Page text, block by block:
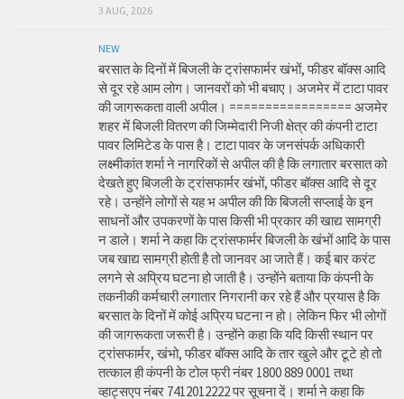
3 AUG, 2026
NEW
बरसात के दिनों में बिजली के ट्रांसफार्मर खंभों, फीडर बॉक्स आदि
से दूर रहे आम लोग। जानवरों को भी बचाए। अजमेर में टाटा पावर
की जागरूकता वाली अपील। ================= अजमेर
शहर में बिजली वितरण की जिम्मेदारी निजी क्षेत्र की कंपनी टाटा
पावर लिमिटेड के पास है। टाटा पावर के जनसंपर्क अधिकारी
लक्ष्मीकांत शर्मा ने नागरिकों से अपील की है कि लगातार बरसात को
देखते हुए बिजली के ट्रांसफार्मर खंभों, फीडर बॉक्स आदि से दूर
रहे। उन्होंने लोगों से यह भ अपील की कि बिजली सप्लाई के इन
साधनों और उपकरणों के पास किसी भी प्रकार की खाद्य सामग्री
न डाले। शर्मा ने कहा कि ट्रांसफार्मर बिजली के खंभों आदि के पास
जब खाद्य सामग्री होती है तो जानवर आ जाते हैं। कई बार करंट
लगने से अप्रिय घटना हो जाती है। उन्होंने बताया कि कंपनी के
तकनीकी कर्मचारी लगातार निगरानी कर रहे हैं और प्रयास है कि
बरसात के दिनों में कोई अप्रिय घटना न हो। लेकिन फिर भी लोगों
की जागरूकता जरूरी है। उन्होंने कहा कि यदि किसी स्थान पर
ट्रांसफार्मर, खंभो, फीडर बॉक्स आदि के तार खुले और टूटे हो तो
तत्काल ही कंपनी के टोल फ्री नंबर 1800 889 0001 तथा
व्हाट्सएप नंबर 7412012222 पर सूचना दें। शर्मा ने कहा कि